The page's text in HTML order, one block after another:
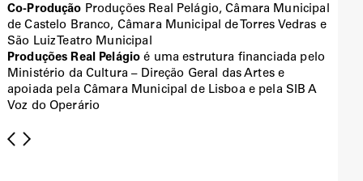
Co-Produção Produções Real Pelágio, Câmara Municipal
de Castelo Branco, Câmara Municipal de Torres Vedras e
São Luiz Teatro Municipal
Produções Real Pelágio é uma estrutura financiada pelo
Ministério da Cultura – Direção Geral das Artes e
apoiada pela Câmara Municipal de Lisboa e pela SIB A
Voz do Operário